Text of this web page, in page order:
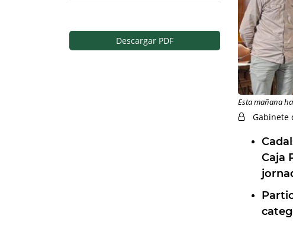
Esta mañana
Gabinete
Caja
Descargar PDF